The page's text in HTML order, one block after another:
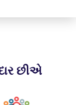
છીએ